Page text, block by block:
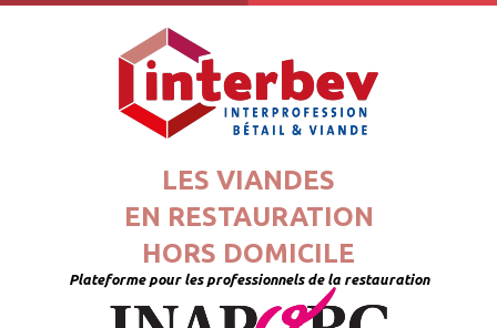
LES VIANDES
EN RESTAURATION
HORS DOMICILE
Plateforme pour les professionnels de la restauration